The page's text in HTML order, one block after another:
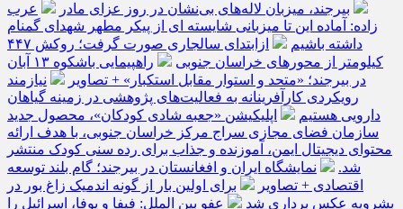
بیرجند، میزبان لاله‌های بی‌نشان در روز عزای مادر
عرب
زاده: آماده این تا میزبانی شایسته ای از پیکر مطهر شهدای گمنام
داشته باشیم
ازابتدای سالجاری صورت گرفت؛ روکش ۴۴۷
کیلومتر از محورهای خراسان جنوبی
راهپیمایی باشکوه ۱۳ آبان
در بیرجند؛ «متحد و استوار مقابل استکبار» + تصاویر
نیازمند
رویکردی کارآفرینانه به فعالیت‌های پژوهشی در زمینه گیاهان
دارویی هستیم
اپلیکیشن «جعبه شادی کودکان»، محصول جدید
سازمان فضای مجازی سراج مرکز خراسان جنوبی، با هدف ارائه
محتوای دیجیتال ایمن، آموزنده و جذاب برای رده سنی کودک منتشر
شد.
نمایشگاه ایران و افغانستان در بیرجند؛ گام بلند توسعه
اقتصادی + تصاویر
برای اولین بار از گونه اندمیک زاغ بور در
بشرویه عکس برداری شد
عفو بین الملل: فیفا و یوفا، اسرائیل را